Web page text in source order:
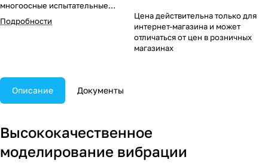
многоосные испытательные
системы MTS для имитации
вибронагружений реального мира
Подробности
Цена действительна только для
интернет-магазина и может
отличаться от цен в розничных
магазинах
Описание Документы
Высококачественное
моделирование вибрации